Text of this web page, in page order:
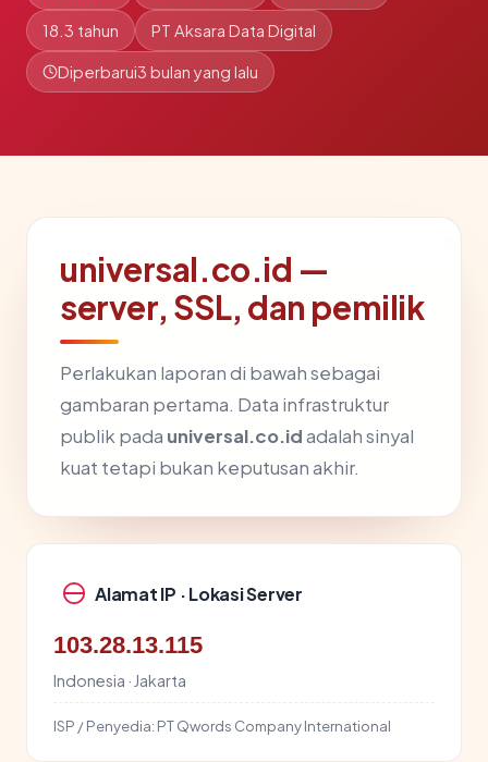
18.3 tahun PT Aksara Data Digital
Diperbarui3 bulan yang lalu
universal.co.id —
server, SSL, dan pemilik
Perlakukan laporan di bawah sebagai
gambaran pertama. Data infrastruktur
publik pada universal.co.idadalah sinyal
kuat tetapi bukan keputusan akhir.
Alamat IP · Lokasi Server
103.28.13.115
Indonesia · Jakarta
ISP / Penyedia: PT Qwords Company International